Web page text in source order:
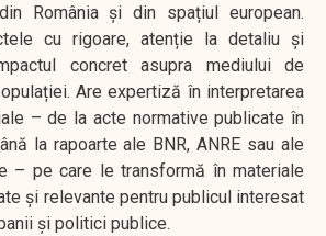
România și din spațiul european.
cu rigoare, atenție la detaliu și
concret asupra mediului de
Are expertiză în interpretarea
– de la acte normative publicate în
la rapoarte ale BNR, ANRE sau ale
– pe care le transformă în materiale
și relevante pentru publicul interesat
și politici publice.